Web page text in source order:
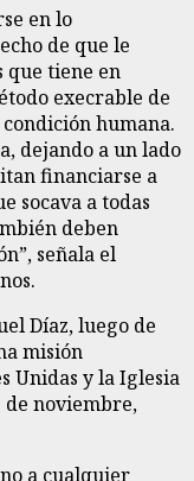
en lo
de que le
que tiene en
execrable de
humana.
dejando a un lado
financiarse a
socava a todas
deben
señala el
Díaz, luego de
misión
Unidas y la Iglesia
de noviembre,
a cualquier